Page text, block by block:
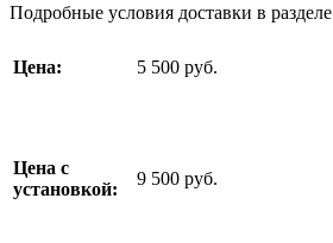
Подробные условия доставки в разделе
Цена: 5 500 руб.
Цена с
установкой:
9 500 руб.